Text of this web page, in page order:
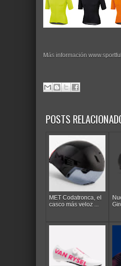
Más información
POSTS
MET Codatronca, el
casco más veloz ...